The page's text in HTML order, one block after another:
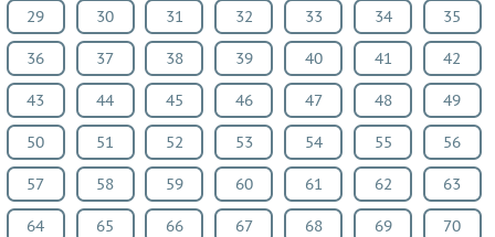
Химия
Немецкий
язык
Белорусский
язык
Французский
язык
Биология
29 30 31 32 33 34 35
36 37 38 39 40 41 42
43 44 45 46 47 48 49
50 51 52 53 54 55 56
57 58 59 60 61 62 63
64 65 66 67 68 69 70